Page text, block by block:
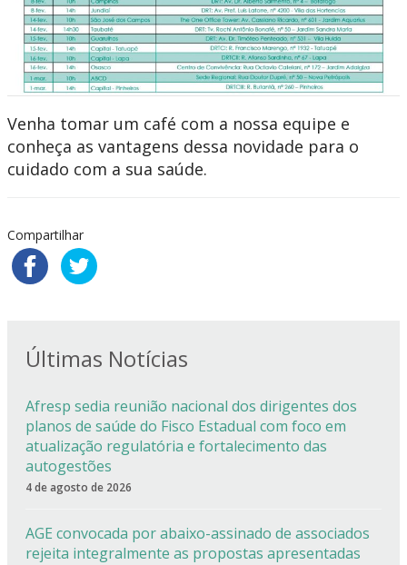
Venha tomar um café com a nossa equipe e
conheça as vantagens dessa novidade para o
cuidado com a sua saúde.
Compartilhar
Últimas Notícias
Afresp sedia reunião nacional dos dirigentes dos
planos de saúde do Fisco Estadual com foco em
atualização regulatória e fortalecimento das
autogestões
4 de agosto de 2026
AGE convocada por abaixo-assinado de associados
rejeita integralmente as propostas apresentadas